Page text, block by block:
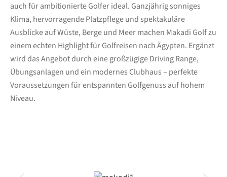
auch für ambitionierte Golfer ideal. Ganzjährig sonniges
Klima, hervorragende Platzpflege und spektakuläre
Ausblicke auf Wüste, Berge und Meer machen Makadi Golf zu
einem echten Highlight für Golfreisen nach Ägypten. Ergänzt
wird das Angebot durch eine großzügige Driving Range,
Übungsanlagen und ein modernes Clubhaus – perfekte
Voraussetzungen für entspannten Golfgenuss auf hohem
Niveau.